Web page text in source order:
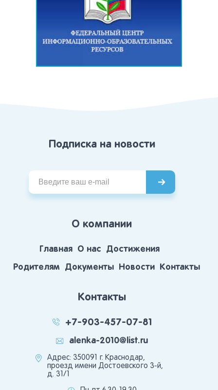
Подписка на новости
О компании
Главная О нас Достижения
Родителям Документы Новости Контакты
Контакты
+7-903-457-07-81
alenka-2010@list.ru
Адрес: 350091 г. Краснодар,
проезд имени Достоевского 3-й,
д. 31/1